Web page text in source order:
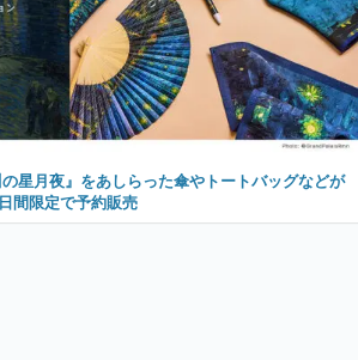
星月夜』をあしらった傘やトートバッグなどが
間限定で予約販売